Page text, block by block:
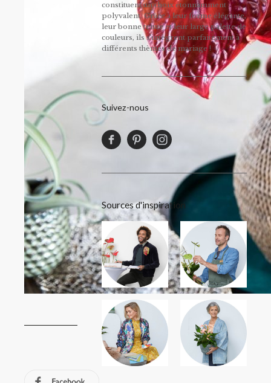
constituent un choix étonnamment
polyvalent. Grâce à leur forme élégante,
leur bonne tenue et leur large palette de
couleurs, ils s'intègrent parfaitement à
différents thèmes de mariage !
Suivez-nous
Sources d'inspiration